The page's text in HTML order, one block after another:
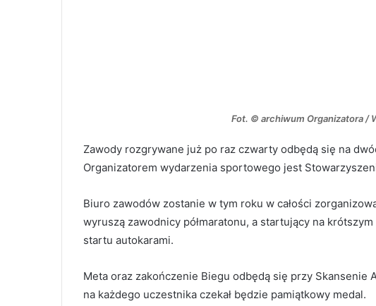
Fot. © archiwum Organizatora /
Zawody rozgrywane już po raz czwarty odbędą się na
Organizatorem wydarzenia sportowego jest
Biuro zawodów zostanie w tym roku w całości
wyruszą zawodnicy półmaratonu, a startujący na
startu autokarami.
Meta oraz zakończenie Biegu odbędą się przy Skansenie
na każdego uczestnika czekał będzie pamiątkowy medal.